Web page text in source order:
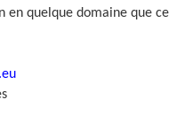
en quelque domaine que ce